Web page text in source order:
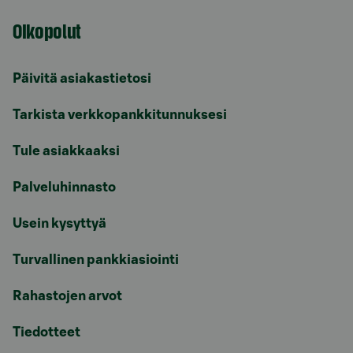
Oikopolut
Päivitä asiakastietosi
Tarkista verkkopankkitunnuksesi
Tule asiakkaaksi
Palveluhinnasto
Usein kysyttyä
Turvallinen pankkiasiointi
Rahastojen arvot
Tiedotteet